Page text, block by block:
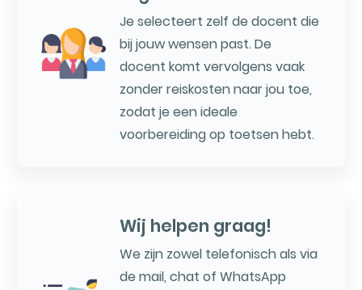
Je selecteert zelf de docent die
bij jouw wensen past. De
docent komt vervolgens vaak
zonder reiskosten naar jou toe,
zodat je een ideale
voorbereiding op toetsen hebt.
Wij helpen graag!
We zijn zowel telefonisch als via
de mail, chat of WhatsApp